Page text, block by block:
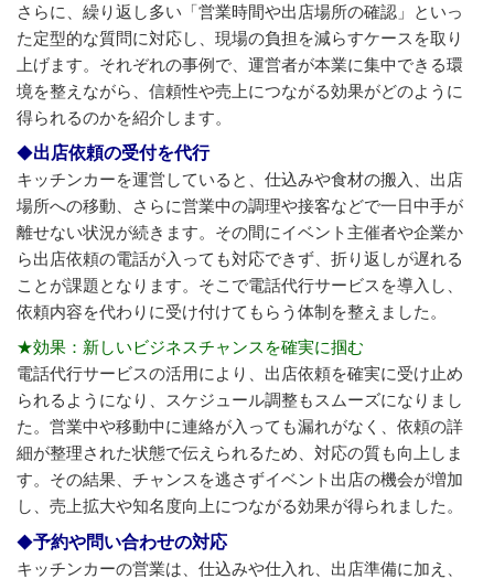
さらに、繰り返し多い「営業時間や出店場所の確認」といっ
た定型的な質問に対応し、現場の負担を減らすケースを取り
上げます。それぞれの事例で、運営者が本業に集中できる環
境を整えながら、信頼性や売上につながる効果がどのように
得られるのかを紹介します。
出店依頼の受付を代行
キッチンカーを運営していると、仕込みや食材の搬入、出店
場所への移動、さらに営業中の調理や接客などで一日中手が
離せない状況が続きます。その間にイベント主催者や企業か
ら出店依頼の電話が入っても対応できず、折り返しが遅れる
ことが課題となります。そこで電話代行サービスを導入し、
依頼内容を代わりに受け付けてもらう体制を整えました。
★効果：新しいビジネスチャンスを確実に掴む
電話代行サービスの活用により、出店依頼を確実に受け止め
られるようになり、スケジュール調整もスムーズになりまし
た。営業中や移動中に連絡が入っても漏れがなく、依頼の詳
細が整理された状態で伝えられるため、対応の質も向上しま
す。その結果、チャンスを逃さずイベント出店の機会が増加
し、売上拡大や知名度向上につながる効果が得られました。
予約や問い合わせの対応
キッチンカーの営業は、仕込みや仕入れ、出店準備に加え、